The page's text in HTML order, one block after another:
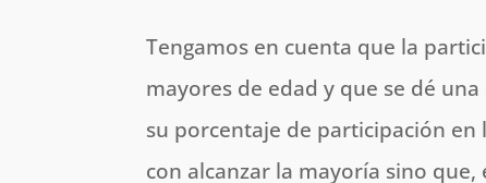
Tengamos en cuenta que la
mayores de edad y que se dé una
su porcentaje de participación en
con alcanzar la mayoría sino